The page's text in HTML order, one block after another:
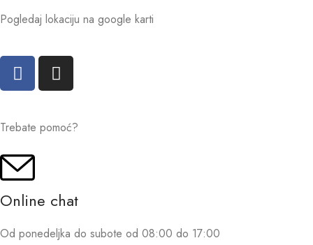
Pogledaj lokaciju na google karti
Trebate pomoć?
Online chat
Od ponedeljka do subote od 08:00 do 17:00